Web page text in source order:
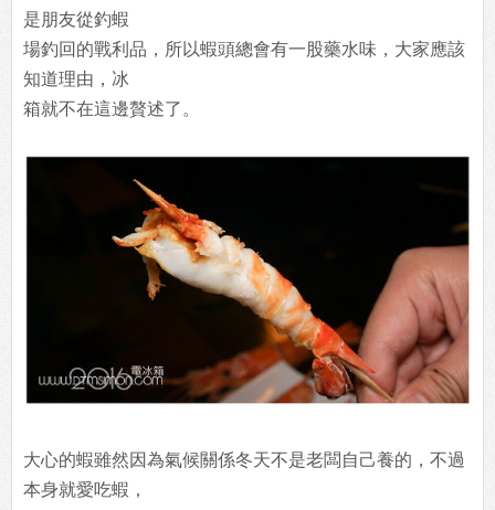
是朋友從釣蝦
場釣回的戰利品，所以蝦頭總會有一股藥水味，大家應該
知道理由，冰
箱就不在這邊贅述了。
大心的蝦雖然因為氣候關係冬天不是老闆自己養的，不過
本身就愛吃蝦，